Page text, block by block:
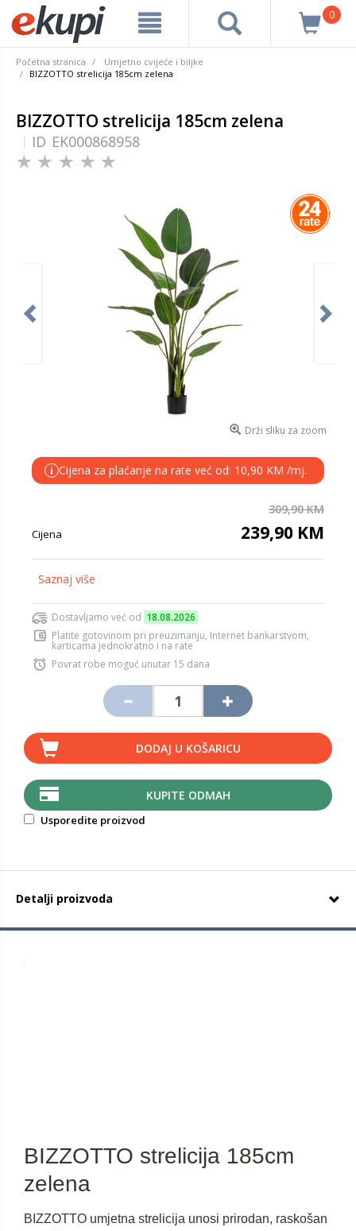
0
Početna stranica
Umjetno cvijeće i biljke
BIZZOTTO strelicija 185cm zelena
BIZZOTTO strelicija 185cm zelena
ID EK000868958
Drži sliku za zoom
i Cijena za plaćanje na rate već od: 10,90 KM /mj.
309,90 KM
Cijena 239,90 KM
Saznaj više
Dostavljamo već od 18.08.2026
Platite gotovinom pri preuzimanju, Internet bankarstvom,
karticama jednokratno i na rate
Povrat robe moguć unutar 15 dana
DODAJ U KOŠARICU
KUPITE ODMAH
Usporedite proizvod
Detalji proizvoda
BIZZOTTO strelicija 185cm
zelena
BIZZOTTO umjetna strelicija unosi prirodan, raskošan